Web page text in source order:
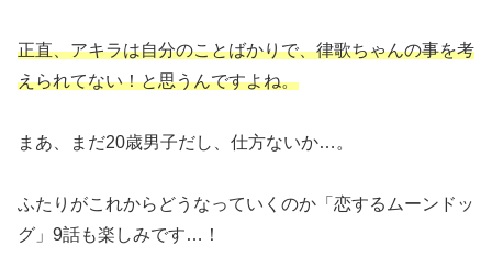
正直、アキラは自分のことばかりで、律歌ちゃんの事を考
えられてない！と思うんですよね。
まあ、まだ20歳男子だし、仕方ないか…。
ふたりがこれからどうなっていくのか「恋するムーンドッ
グ」9話も楽しみです…！